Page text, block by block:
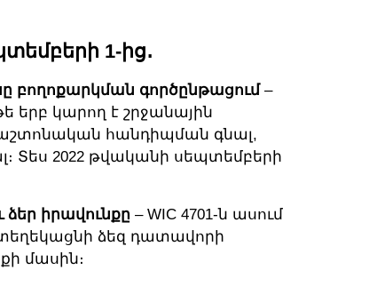
1-ից․
բողոքարկման գործընթացում–
երբ կարող է շրջանային
հանդիպման գնալ,
Տես 2022 թվականի սեպտեմբերի
իրավունքը – WIC 4701-ն ասում
ձեզ դատավորի
մասին։